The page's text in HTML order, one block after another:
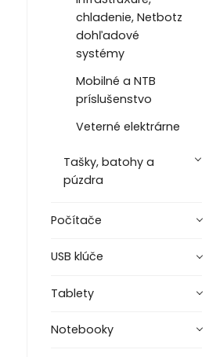
chladenie, Netbotz
dohľadové
systémy
Mobilné a NTB
príslušenstvo
Veterné elektrárne
Tašky, batohy a
púzdra
Počítače
USB klúče
Tablety
Notebooky